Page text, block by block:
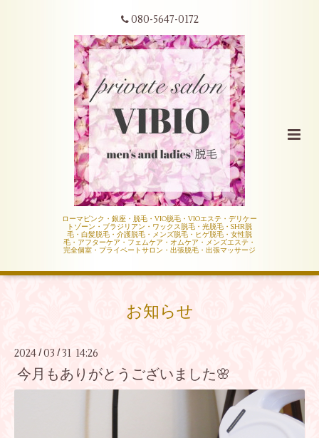
080-5647-0172
ローマピンク・銀座・脱毛・VIO脱毛・VIOエステ・デリケー
トゾーン・ブラジリアン・ワックス脱毛・光脱毛・SHR脱
毛・白髪脱毛・介護脱毛・メンズ脱毛・ヒゲ脱毛・女性脱
毛・アフターケア・フェムケア・オムケア・メンズエステ・
完全個室・プライベートサロン・出張脱毛・出張マッサージ
お知らせ
2024 / 03 /31 14:26
今月もありがとうございました🌸